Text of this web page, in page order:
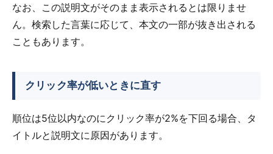
なお、この説明文がそのまま表示されるとは限りませ
ん。検索した言葉に応じて、本文の一部が抜き出される
こともあります。
クリック率が低いときに直す
順位は5位以内なのにクリック率が2%を下回る場合、タ
イトルと説明文に原因があります。